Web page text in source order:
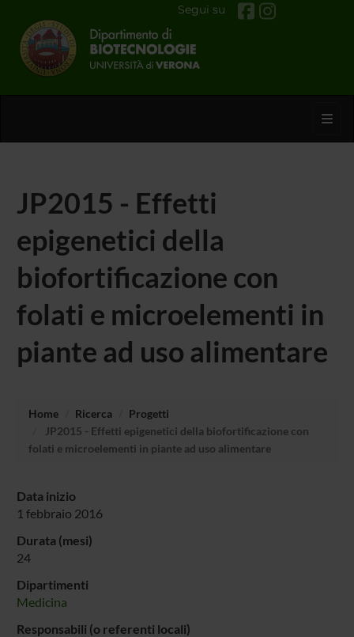
Segui su
JP2015 - Effetti
epigenetici della
biofortificazione con
folati e microelementi in
piante ad uso alimentare
Home Ricerca
Progetti
JP2015 - Effetti epigenetici della biofortificazione con
folati e microelementi in piante ad uso alimentare
Data inizio
1 febbraio 2016
Durata (mesi)
24
Dipartimenti
Medicina
Responsabili (o referenti locali)